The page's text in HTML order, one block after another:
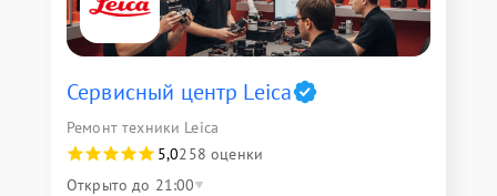
Сервисный центр Leica
Ремонт техники Leica
5,0258 оценки
Открыто до 21:00